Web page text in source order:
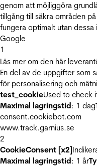
genom att möjliggöra
tillgång till säkra områden
fungera optimalt utan dessa
Google
1
Läs mer om den här
En del av de uppgifter som
för personalisering och
test_cookieUsed to check
Maximal lagringstid: 1 dag
consent.cookiebot.com
www.track.garnius.se
2
CookieConsent [x2]
Maximal lagringstid: 1 år